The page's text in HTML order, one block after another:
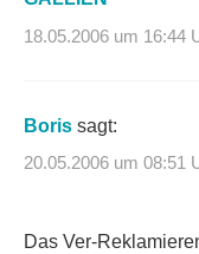
18.05.2006 um 16:44
Boris sagt:
20.05.2006 um 08:51
Das Ver-